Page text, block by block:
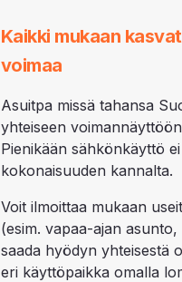
Kaikki mukaan
voimaa
Asuitpa missä tahansa
yhteiseen
Pienikään sähkönkäyttö
kokonaisuuden kannalta.
Voit ilmoittaa mukaan
(esim. vapaa-ajan
saada hyödyn yhteisestä
eri käyttöpaikka omalla